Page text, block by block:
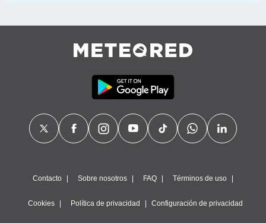
Contacto Sobre nosotros FAQ Términos de uso
Cookies Política de privacidad Configuración de privacidad